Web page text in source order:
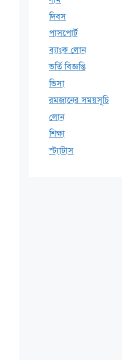
দিবস
পাসপোর্ট
ব্যাংক লোন
ভর্তি বিজ্ঞপ্তি
ভিসা
রমজানের সময়সূচি
লোন
শিক্ষা
স্ট্যাটাস